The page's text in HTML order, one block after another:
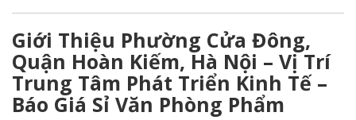
Giới Thiệu Phường Cửa Đông,
Quận Hoàn Kiếm, Hà Nội – Vị Trí
Trung Tâm Phát Triển Kinh Tế –
Báo Giá Sỉ Văn Phòng Phẩm